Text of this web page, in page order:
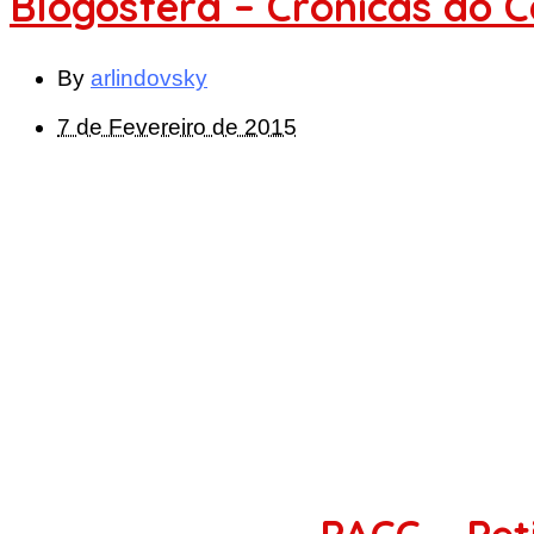
By arlindovsky
7 de Fevereiro de 2015